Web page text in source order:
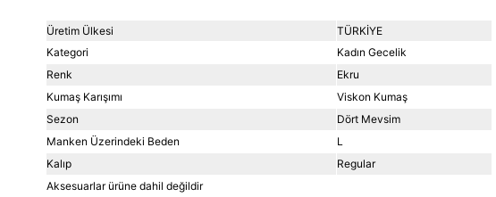
Üretim Ülkesi
TÜRKİYE
Kategori
Kadın Gecelik
Renk
Ekru
Kumaş Karışımı
Viskon Kumaş
Sezon
Dört Mevsim
Manken Üzerindeki Beden
L
Kalıp
Regular
Aksesuarlar ürüne dahil değildir